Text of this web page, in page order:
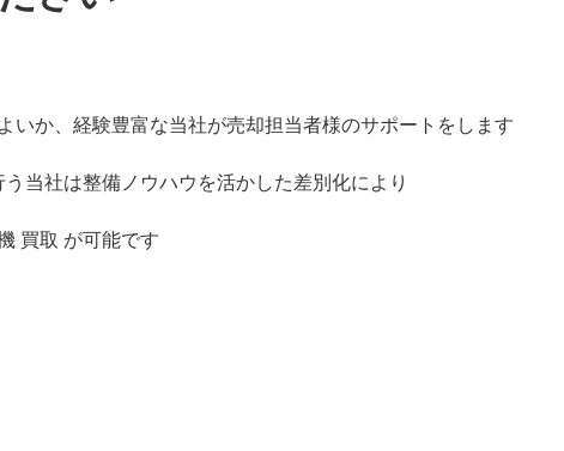
いか、経験豊富な当社が売却担当者様のサポートをします
当社は整備ノウハウを活かした差別化により
買取 が可能です